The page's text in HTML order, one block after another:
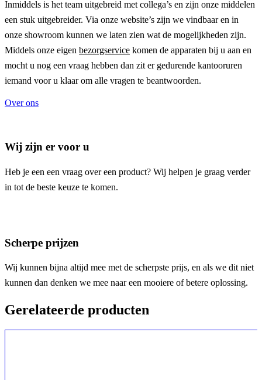
Inmiddels is het team uitgebreid met collega’s en zijn onze middelen
een stuk uitgebreider. Via onze website’s zijn we vindbaar en in
onze showroom kunnen we laten zien wat de mogelijkheden zijn.
Middels onze eigen bezorgservice komen de apparaten bij u aan en
mocht u nog een vraag hebben dan zit er gedurende kantooruren
iemand voor u klaar om alle vragen te beantwoorden.
Over ons
Wij zijn er voor u
Heb je een een vraag over een product? Wij helpen je graag verder
in tot de beste keuze te komen.
Scherpe prijzen
Wij kunnen bijna altijd mee met de scherpste prijs, en als we dit niet
kunnen dan denken we mee naar een mooiere of betere oplossing.
Gerelateerde producten